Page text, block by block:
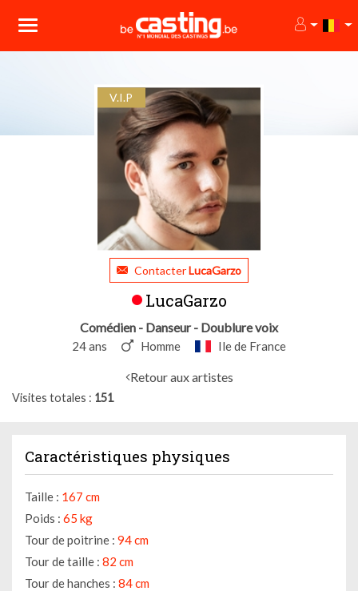
V.I.P
ContacterLucaGarzo
LucaGarzo
Comédien - Danseur - Doublure voix
24 ans Homme Ile de France
Retour aux artistes
Visites totales 151
Caractéristiques physiques
Taille : 167 cm
Poids : 65 kg
Tour de poitrine : 94 cm
Tour de taille : 82 cm
Tour de hanches : 84 cm